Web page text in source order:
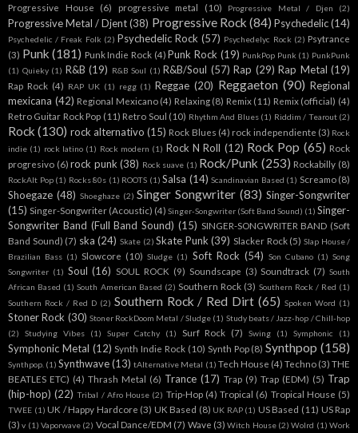
Progressive House (6) progressive metal (10) Progressive Metal / Djen (2)
Progressive Metal / Djent (38) Progressive Rock (84) Psychedelic(14)
Psychedelic / Freak Folk (2) Psychedelic Rock (57) Psychedelyc Rock (2) Psytrance
(3) Punk (181) Punk Indie Rock (4) Punk Rock (19) PunkPop Punk (1) PunkPunk
(1) Quieky (1) R&B (19) R&B Soul (1) R&B/Soul (57) Rap (29) Rap Metal (19)
Rap Rock (4) RAP UK (1) regg (1) Reggae (20) Reggaeton (90) Regional
mexicana (42) Regional Mexicano (4) Relaxing (8) Remix (11) Remix (official) (4)
Retro Guitar Rock Pop (11) Retro Soul (10) Rhythm And Blues (1) Riddim / Tearout (2)
Rock (130) rock alternativo (15) Rock Blues (4) rock independiente (3) Rock
indie (1) rock latino (1) Rock modern (1) Rock N Roll (12) Rock Pop (65) Rock
progresivo (6) rock punk (38) Rock suave (1) Rock/Punk (253) Rockabilly (8)
RockAlt Pop (1) Rocks 80s (1) ROOTS (1) Salsa (14) Scandinavian Based (1) Screamo (8)
Shoegaze (48) Shoeghaze (2) Singer Songwriter (83) Singer-Songwriter
(15) Singer-Songwriter (Acoustic) (4) Singer-Songwriter (Soft Band Sound) (1) Singer-
Songwriter Band (Full Band Sound) (15) SINGER-SONGWRITER BAND (Soft
Band Sound) (7) ska (24) Skate (2) Skate Punk (39) Slacker Rock (5) Slap House /
Brazilian Bass (1) Slowcore (10) Sludge (1) Soft Rock (54) Son Cubano (1) Song
Songwriter (1) Soul (16) SOUL ROCK (9) Soundscape (3) Soundtrack (7) South
African Based (1) South American Based (2) Southern Rock (3) Southern Rock / Red (1)
Southern Rock / Red D (2) Southern Rock / Red Dirt (65) Spoken Word (1)
Stoner Rock (30) Stoner RockDoom Metal / Sludge (1) Study beats / Jazz-hop / Chill-hop
(2)
Studying Vibes (1) Super Catchy (1) Surf Rock (7) Swing (1) Symphonic (1)
Symphonic Metal (12) Synth Indie Rock (10) Synth Pop (8) Synthpop (158)
Synthpop. (1) Synthwave (13) tAlternative Metal (1) Tech House (4) Techno (3) THE
BEATLES ETC) (4) Thrash Metal (6) Trance (17) Trap (9) Trap (EDM) (5) Trap
(hip-hop) (22) Tribal / Afro House (2) Trip-Hop (4) Tropical (6) Tropical House (5)
TWEE (1) UK / Happy Hardcore (3) UK Based (8) UK RAP (1) US Based (11) US Rap
(3) v (1) Vaporwave (2) Vocal Dance/EDM (7) Wave (3) Witch House (2) Wolrd (1) Work